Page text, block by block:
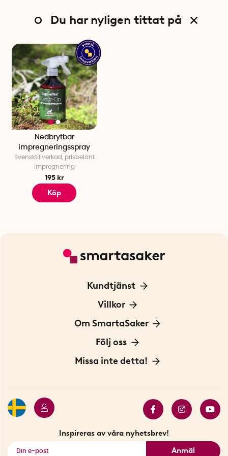
Du har nyligen tittat på
Nedbrytbar
impregneringsspray
Svensktillverkad, prisbelönt
impregnering
195 kr
Köp
Kundtjänst
Kontakta oss
För Företag
Villkor
Frakt och leverans
Personuppgiftspolicy
Om SmartaSaker
Om oss
Vår historia
Följ oss
Blogg: Smarta tips
Missa inte detta!
Inspireras av våra nyhetsbrev!
Anmäl